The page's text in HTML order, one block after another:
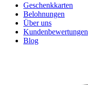
Geschenkkarten
Belohnungen
Über uns
Kundenbewertungen
Blog